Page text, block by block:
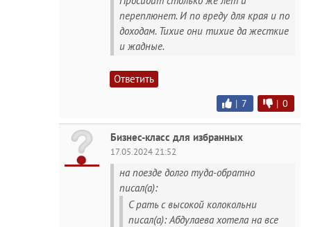
переплюнет. И по вреду для края и по
доходам. Тихие они тихие да жесткие
и жадные.
Ответить
| 7 | 0
Бизнес-класс для избранных
17.05.2024 21:52
на поезде долго туда-обратно
писал(а):
С рать с высокой колокольни
писал(а): Абдулаева хотела на все